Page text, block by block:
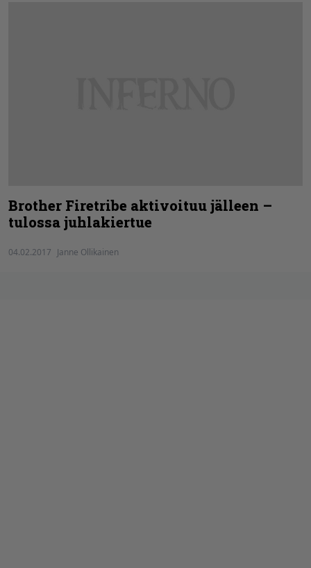
Brother Firetribe aktivoituu jälleen –
tulossa juhlakiertue
04.02.2017 Janne Ollikainen